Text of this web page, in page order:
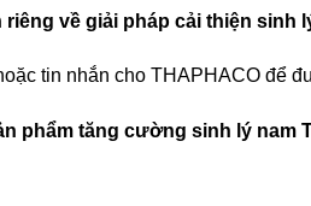
về giải pháp cải thiện sinh
tin nhắn cho THAPHACO để
phẩm tăng cường sinh lý nam